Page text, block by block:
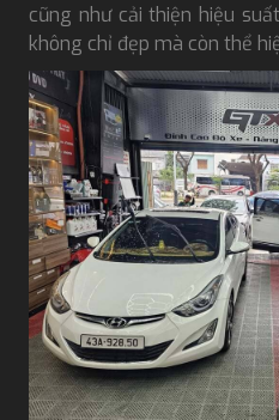
cũng như cải thiện hiệu
không chỉ đẹp mà còn thể